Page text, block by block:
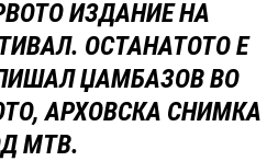
ИЗДАНИЕ НА
ОСТАНАТОТО Е
ЏАМБАЗОВ ВО
АРХОВСКА СНИМКА
МТВ.